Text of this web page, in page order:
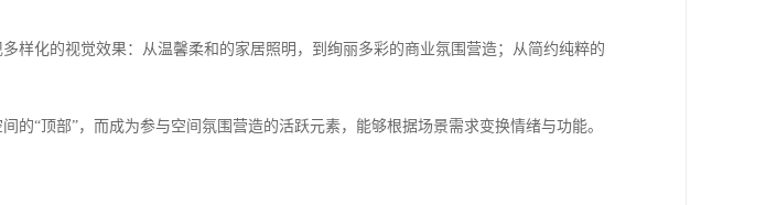
样化的视觉效果：从温馨柔和的家居照明，到绚丽多彩的商业氛围营造；从简约纯粹的
的“顶部”，而成为参与空间氛围营造的活跃元素，能够根据场景需求变换情绪与功能。